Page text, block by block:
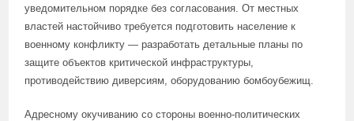
уведомительном порядке без согласования. От местных
властей настойчиво требуется подготовить население к
военному конфликту — разработать детальные планы по
защите объектов критической инфраструктуры,
противодействию диверсиям, оборудованию бомбоубежищ.
Адресному окучиванию со стороны военно-политических